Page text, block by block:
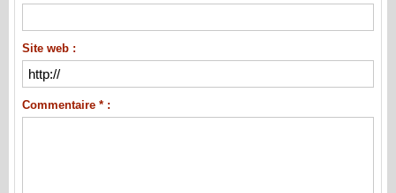
Site web :
Commentaire * :